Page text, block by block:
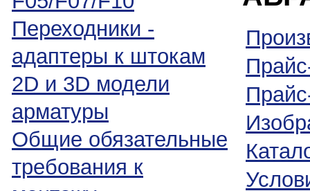
Переходники -
адаптеры к штокам
2D и 3D модели
арматуры
Общие обязательные
требования к